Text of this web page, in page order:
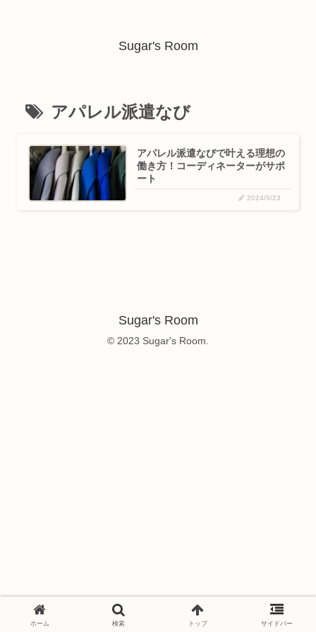
Sugar's Room
アパレル派遣なび
アパレル派遣なびで叶える理想の
働き方！コーディネーターがサポ
ート
2024/5/23
Sugar's Room
© 2023 Sugar's Room.
ホーム 検索 トップ サイドバー